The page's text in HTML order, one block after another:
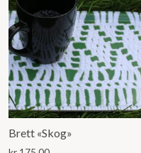
Brett «Skog»